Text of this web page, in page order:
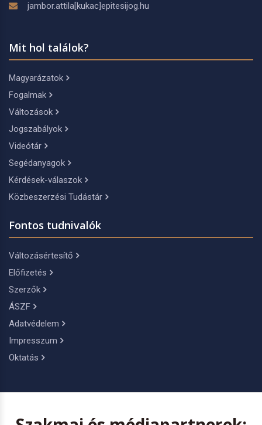
jambor.attila[kukac]epitesijog.hu
Mit hol találok?
Magyarázatok
Fogalmak
Változások
Jogszabályok
Videótár
Segédanyagok
Kérdések-válaszok
Közbeszerzési Tudástár
Fontos tudnivalók
Változásértesítő
Előfizetés
Szerzők
ÁSZF
Adatvédelem
Impresszum
Oktatás